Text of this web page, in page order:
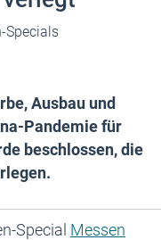
Specials
Ausbau und
Pandemie für
beschlossen, die
Special Messen